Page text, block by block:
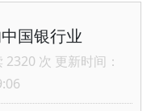
国银行业
次 更新时间：